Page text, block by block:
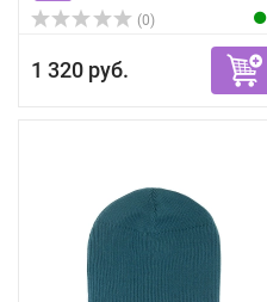
(0)
1 320 руб.